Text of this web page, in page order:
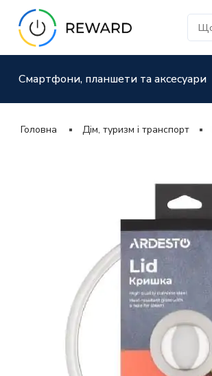
Смартфони, планшети та аксесуари
Головна Дім, туризм і транспорт